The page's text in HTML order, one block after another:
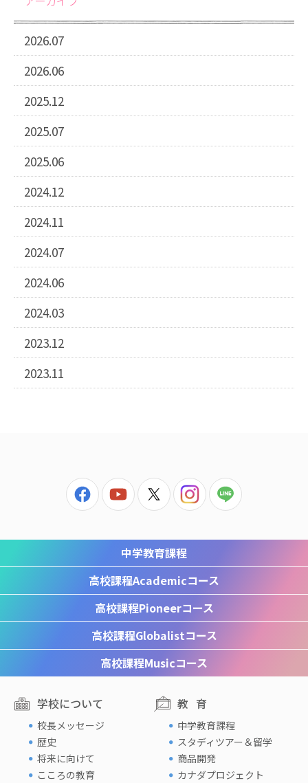
2026.07
2026.06
2025.12
2025.07
2025.06
2024.12
2024.11
2024.07
2024.06
2024.03
2023.12
2023.11
中学教育課程
高校課程Academicコース
高校課程Pioneerコース
高校課程Globalistコース
高校課程Musicコース
学校について
校長メッセージ
歴史
将来に向けて
こころの教育
教育
中学教育課程
スタディツアー＆留学
商品開発
カナダプロジェクト